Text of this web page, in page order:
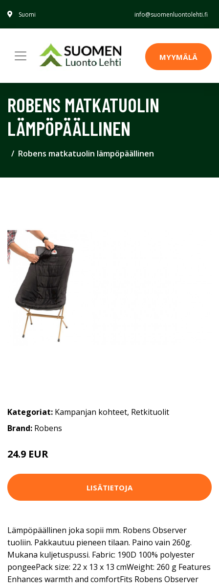
Suomi info@suomenluontolehti.fi
MYYMÄLÄ
ROBENS MATKATUOLIN
LÄMPÖPÄÄLLINEN
Robens matkatuolin lämpöpäällinen
Kategoriat: Kampanjan kohteet, Retkituolit
Brand: Robens
24.9 EUR
LISÄTIETOJA
Lämpöpäällinen joka sopii mm. Robens Observer
tuoliin. Pakkautuu pieneen tilaan. Paino vain 260g.
Mukana kuljetuspussi. Fabric: 190D 100% polyester
pongeePack size: 22 x 13 x 13 cmWeight: 260 g Features
Enhances warmth and comfortFits Robens Observer